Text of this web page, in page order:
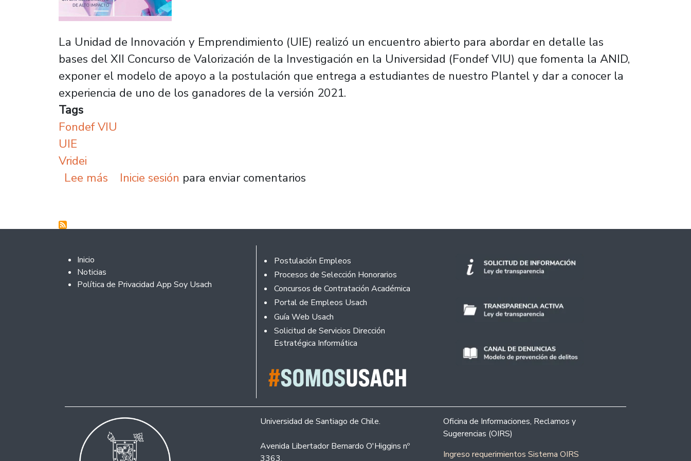
La Unidad de Innovación y Emprendimiento (UIE) realizó un encuentro abierto para abordar en detalle las
bases del XII Concurso de Valorización de la Investigación en la Universidad (Fondef VIU) que fomenta la ANID,
exponer el modelo de apoyo a la postulación que entrega a estudiantes de nuestro Plantel y dar a conocer la
experiencia de uno de los ganadores de la versión 2021.
Tags
Fondef VIU
UIE
Vridei
Lee más sobre Fondef VIU 2022: haz de tu tesis un emprendimiento de alto impacto
Inicie sesión para enviar comentarios
Footer 2
Inicio
Noticias
Política de Privacidad App Soy Usach
Footer
Postulación Empleos
Procesos de Selección Honorarios
Concursos de Contratación Académica
Portal de Empleos Usach
Guía Web Usach
Solicitud de Servicios Dirección
Estratégica Informática
Universidad de Santiago de Chile.
Avenida Libertador Bernardo O'Higgins nº
3363.
Oficina de Informaciones, Reclamos y
Sugerencias (OIRS)
Ingreso requerimientos Sistema OIRS